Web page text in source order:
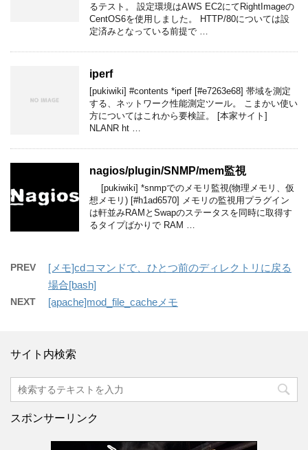
るテスト。 設定環境はAWS EC2にてRightImageの
CentOS6を使用しました。 HTTP/80については設
定済みとなっている前提で …
iperf
[pukiwiki] #contents *iperf [#e7263e68] 帯域を測定
する、ネットワーク性能測定ツール。 こまかい使い
方についてはこれから要検証。 [本家サイト]
NLANR ht …
nagios​/plugin​/SNMP​/mem監視
[pukiwiki] *snmpでのメモリ監視(物理メモリ、仮
想メモリ) [#h1ad6570] メモリの監視用プラグイン
は軒並みRAMとSwapのステータスを同時に取得す
るタイプばかりで RAM …
PREV
[メモ]cdコマンドで、ひとつ前のディレクトリに戻る
場合[bash]
NEXT [apache]mod_file_cacheメモ
サイト内検索
スポンサーリンク